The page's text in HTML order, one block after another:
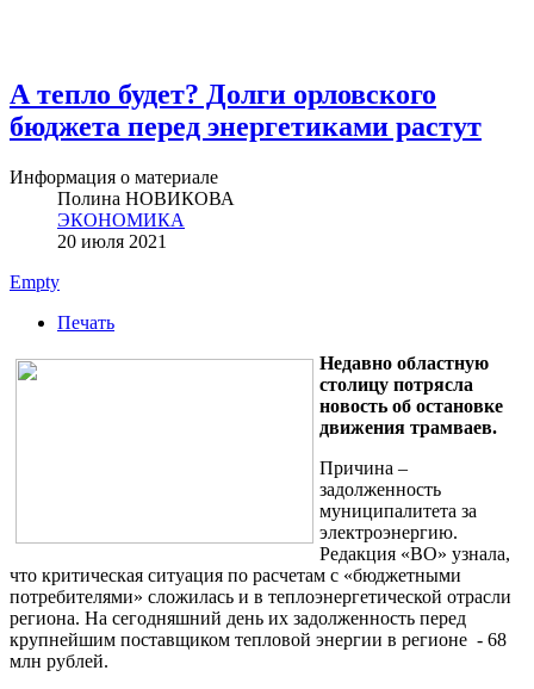
А тепло будет? Долги орловского
бюджета перед энергетиками растут
Информация о материале
Полина НОВИКОВА
ЭКОНОМИКА
20 июля 2021
Empty
Печать
Недавно областную
столицу потрясла
новость об остановке
движения трамваев.
Причина –
задолженность
муниципалитета за
электроэнергию.
Редакция «ВО» узнала,
что критическая ситуация по расчетам с «бюджетными
потребителями» сложилась и в теплоэнергетической отрасли
региона. На сегодняшний день их задолженность перед
крупнейшим поставщиком тепловой энергии в регионе - 68
млн рублей.